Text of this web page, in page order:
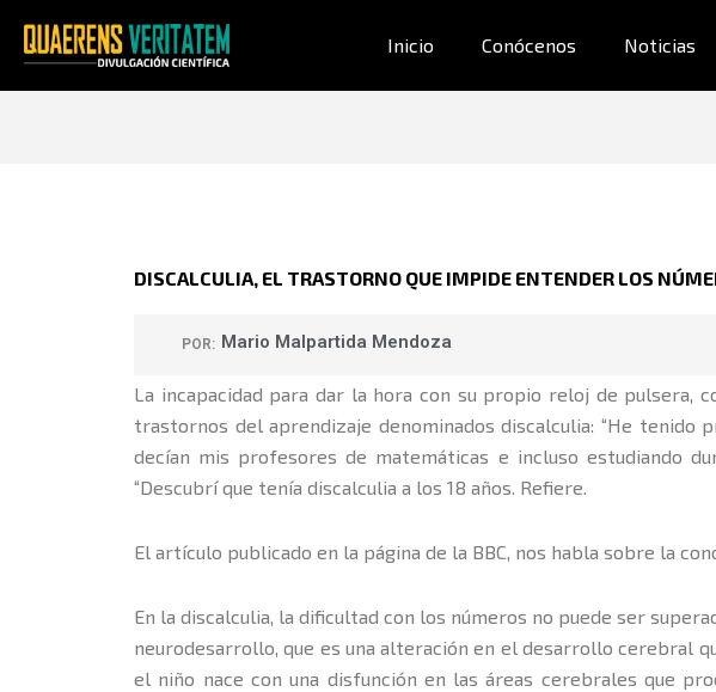
Inicio Conócenos Noticias
DISCALCULIA, EL TRASTORNO QUE IMPIDE ENTENDER LOS
POR: Mario Malpartida Mendoza
La incapacidad para dar la hora con su propio reloj de
trastornos del aprendizaje denominados discalculia: “He
decían mis profesores de matemáticas e incluso estudiando
“Descubrí que tenía discalculia a los 18 años. Refiere.
El artículo publicado en la página de la BBC, nos habla sobre la
En la discalculia, la dificultad con los números no puede ser
neurodesarrollo, que es una alteración en el desarrollo cerebral
el niño nace con una disfunción en las áreas cerebrales que